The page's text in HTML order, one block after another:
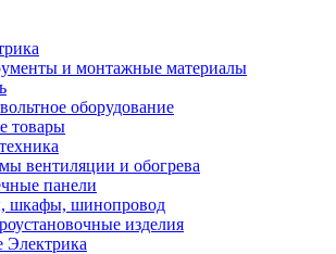
и монтажные материалы
оборудование
товары
вентиляции и обогрева
панели
шкафы, шинопровод
изделия
Электрика